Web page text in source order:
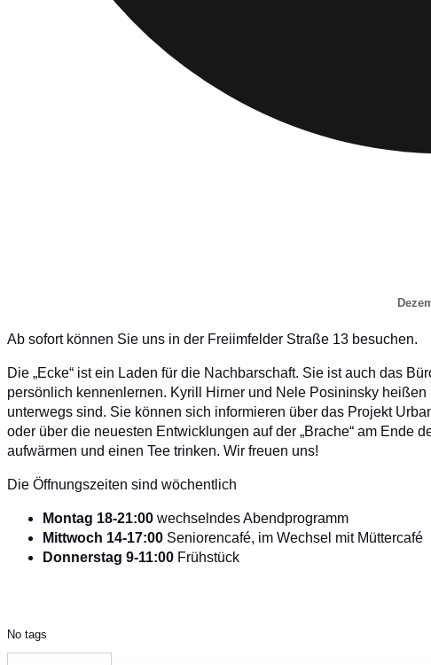
Ab sofort können Sie uns in der Freiimfelder Straße 13 besuchen.
Die „Ecke“ ist ein Laden für die Nachbarschaft. Sie ist auch das
persönlich kennenlernen. Kyrill Hirner und Nele Posininsky
unterwegs sind. Sie können sich informieren über das Projekt
oder über die neuesten Entwicklungen auf der „Brache“ am Ende
aufwärmen und einen Tee trinken. Wir freuen uns!
Die Öffnungszeiten sind wöchentlich
Montag 18-21:00 wechselndes Abendprogramm
Mittwoch 14-17:00 Seniorencafé, im Wechsel mit Müttercafé
Donnerstag 9-11:00 Frühstück
No tags